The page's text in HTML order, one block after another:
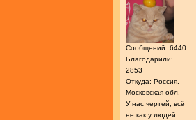
Сообщений: 6440
Благодарили:
2853
Откуда: Россия,
Московская обл.
У нас чертей, всё
не как у людей